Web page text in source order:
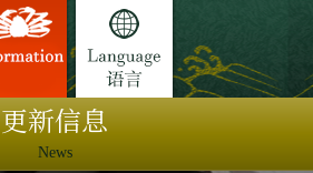
更新信息
News